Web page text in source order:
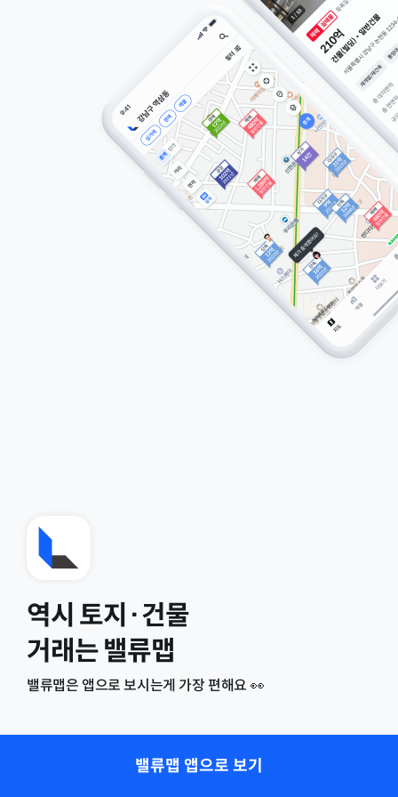
역시 토지·건물
거래는 밸류맵
밸류맵은 앱으로 보시는게 가장 편해요 👀
밸류맵 앱으로 보기